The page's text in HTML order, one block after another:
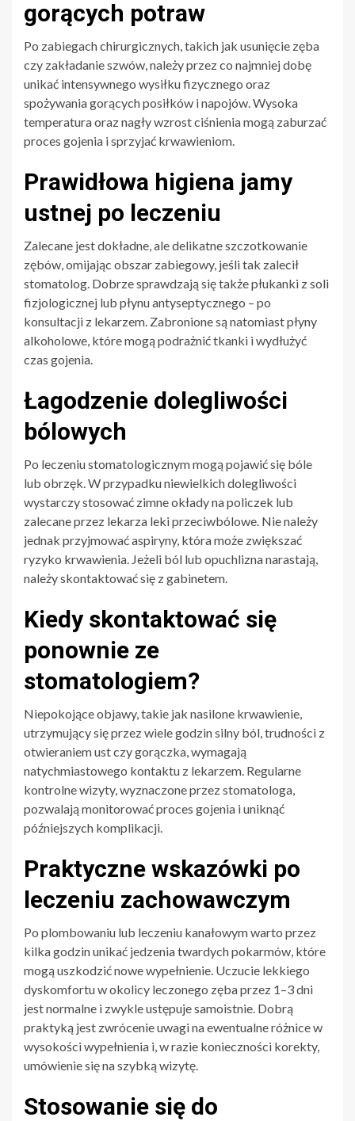
gorących potraw
Po zabiegach chirurgicznych, takich jak usunięcie zęba
czy zakładanie szwów, należy przez co najmniej dobę
unikać intensywnego wysiłku fizycznego oraz
spożywania gorących posiłków i napojów. Wysoka
temperatura oraz nagły wzrost ciśnienia mogą zaburzać
proces gojenia i sprzyjać krwawieniom.
Prawidłowa higiena jamy
ustnej po leczeniu
Zalecane jest dokładne, ale delikatne szczotkowanie
zębów, omijając obszar zabiegowy, jeśli tak zalecił
stomatolog. Dobrze sprawdzają się także płukanki z soli
fizjologicznej lub płynu antyseptycznego – po
konsultacji z lekarzem. Zabronione są natomiast płyny
alkoholowe, które mogą podrażnić tkanki i wydłużyć
czas gojenia.
Łagodzenie dolegliwości
bólowych
Po leczeniu stomatologicznym mogą pojawić się bóle
lub obrzęk. W przypadku niewielkich dolegliwości
wystarczy stosować zimne okłady na policzek lub
zalecane przez lekarza leki przeciwbólowe. Nie należy
jednak przyjmować aspiryny, która może zwiększać
ryzyko krwawienia. Jeżeli ból lub opuchlizna narastają,
należy skontaktować się z gabinetem.
Kiedy skontaktować się
ponownie ze
stomatologiem?
Niepokojące objawy, takie jak nasilone krwawienie,
utrzymujący się przez wiele godzin silny ból, trudności z
otwieraniem ust czy gorączka, wymagają
natychmiastowego kontaktu z lekarzem. Regularne
kontrolne wizyty, wyznaczone przez stomatologa,
pozwalają monitorować proces gojenia i uniknąć
późniejszych komplikacji.
Praktyczne wskazówki po
leczeniu zachowawczym
Po plombowaniu lub leczeniu kanałowym warto przez
kilka godzin unikać jedzenia twardych pokarmów, które
mogą uszkodzić nowe wypełnienie. Uczucie lekkiego
dyskomfortu w okolicy leczonego zęba przez 1–3 dni
jest normalne i zwykle ustępuje samoistnie. Dobrą
praktyką jest zwrócenie uwagi na ewentualne różnice w
wysokości wypełnienia i, w razie konieczności korekty,
umówienie się na szybką wizytę.
Stosowanie się do